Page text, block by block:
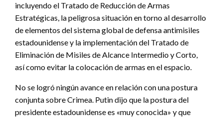
incluyendo el Tratado de Reducción de Armas
Estratégicas, la peligrosa situación en torno al desarrollo
de elementos del sistema global de defensa antimisiles
estadounidense y la implementación del Tratado de
Eliminación de Misiles de Alcance Intermedio y Corto,
así como evitar la colocación de armas en el espacio.
No se logró ningún avance en relación con una postura
conjunta sobre Crimea. Putin dijo que la postura del
presidente estadounidense es «muy conocida» y que